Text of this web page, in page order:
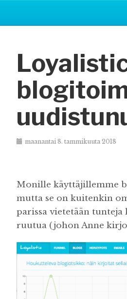
maanantai 8. tammikuuta 2018
Monille käyttäjillemme
mutta se on kuitenkin
parissa vietetään
ruutua (johon Anne